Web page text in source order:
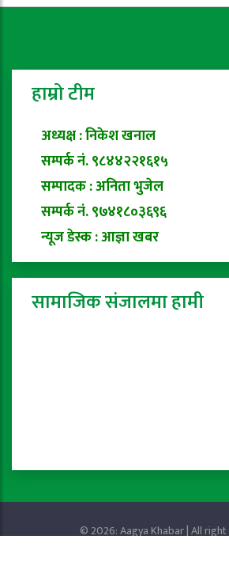
हाम्रो टीम
अध्यक्ष : निकेश खनाल
सम्पर्क नं. ९८४४२२१६१५
सम्पादक : अनिता भुजेल
सम्पर्क नं. ९७४१८०३६९६
न्यूज डेस्क : आज्ञा खबर
सामाजिक संजालमा हामी
© 2026: Aagya Khabar | All